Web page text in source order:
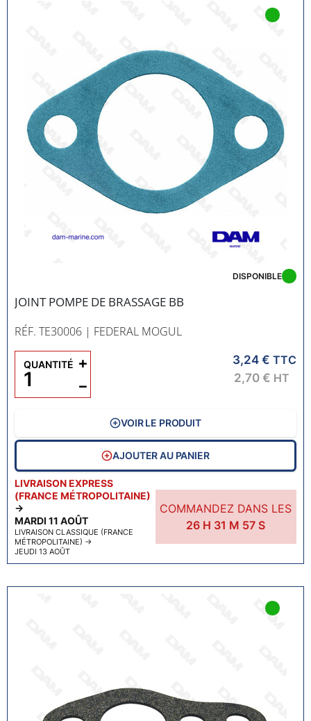
JOINT POMPE DE BRASSAGE BB
RÉF. TE30006 | FEDERAL MOGUL
LIVRAISON EXPRESS
(FRANCE MÉTROPOLITAINE)
→
MARDI 11 AOÛT
LIVRAISON CLASSIQUE (FRANCE
MÉTROPOLITAINE) →
JEUDI 13 AOÛT
COMMANDEZ DANS LES
26H 31 M 56 S
DISPONIBLE
3,24 € TTC
2,70 € HT
QUANTITÉ
−
+
VOIR LE PRODUIT
AJOUTER AU PANIER